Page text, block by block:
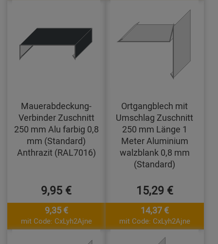
Mauerabdeckung-
Verbinder Zuschnitt
250 mm Alu farbig 0,8
mm (Standard)
Anthrazit (RAL7016)
9,95 €
9,35 €
mit Code: CxLyh2Ajne
Ortgangblech mit
Umschlag Zuschnitt
250 mm Länge 1
Meter Aluminium
walzblank 0,8 mm
(Standard)
15,29 €
14,37 €
mit Code: CxLyh2Ajne